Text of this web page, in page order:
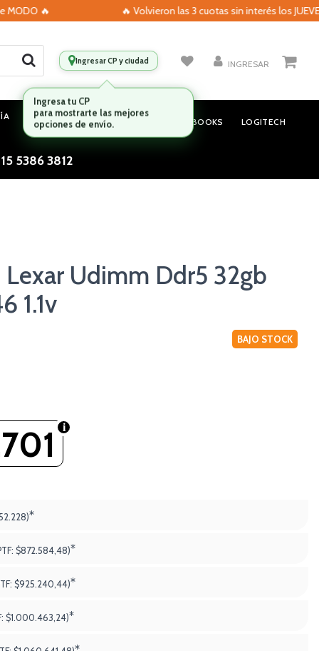
🔥 🔥 Volvieron las 3 cuotas sin interés los JUEVES
Ingresar CP y ciudad INGRESAR
MONITORES AUDIO NOTEBOOKS LOGITECH
5386 3812
Udimm Ddr5 32gb
1.1v
BAJO STOCK
*
$872.584,48)*
$925.240,44)*
$1.000.463,24)*